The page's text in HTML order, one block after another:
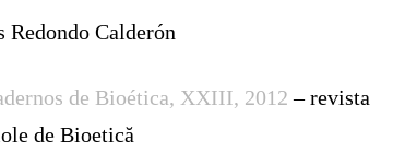
Redondo Calderón
de Bioética, XXIII, 2012 – revista
de Bioetică